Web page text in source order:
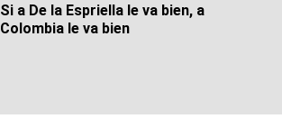
Si a De la Espriella le va bien, a
Colombia le va bien